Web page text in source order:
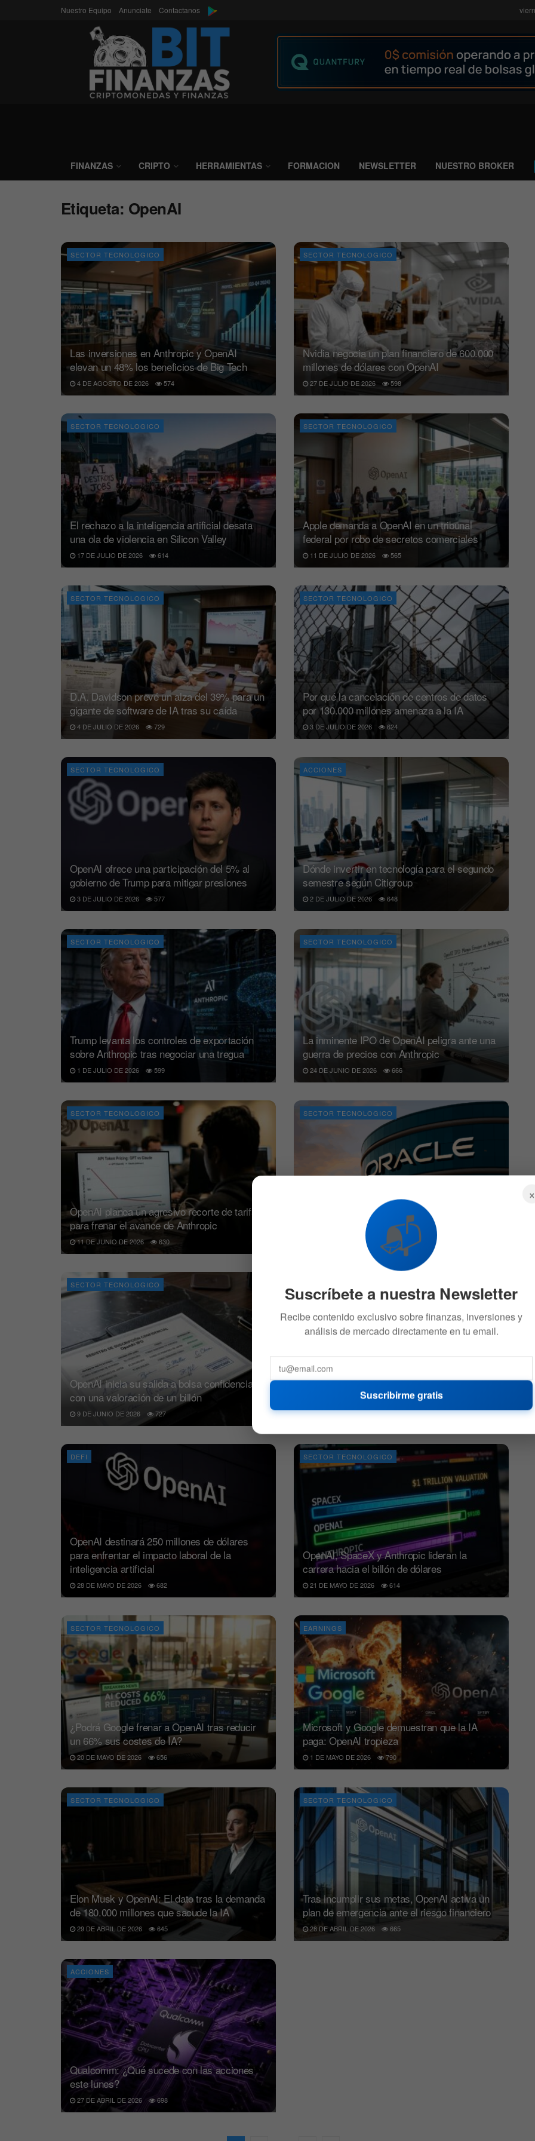
Nuestro Equipo Anunciate Contactanos
FINANZAS CRIPTO HERRAMIENTAS FORMACION NEWSLETTER NUESTRO BROKER
Etiqueta: OpenAI
SECTOR TECNOLOGICO
Las inversiones en Anthropic y OpenAI
elevan un 48% los beneficios de Big Tech
4 DE AGOSTO DE 2026 574
SECTOR TECNOLOGICO
Nvidia negocia un plan financiero de 600.000
millones de dólares con OpenAI
27 DE JULIO DE 2026 598
SECTOR TECNOLOGICO
El rechazo a la inteligencia artificial desata
una ola de violencia en Silicon Valley
17 DE JULIO DE 2026 614
SECTOR TECNOLOGICO
Apple demanda a OpenAI en un tribunal
federal por robo de secretos comerciales
11 DE JULIO DE 2026 565
SECTOR TECNOLOGICO
D.A. Davidson prevé un alza del 39% para un
gigante de software de IA tras su caída
4 DE JULIO DE 2026 729
SECTOR TECNOLOGICO
Por qué la cancelación de centros de datos
por 130.000 millones amenaza a la IA
3 DE JULIO DE 2026 624
SECTOR TECNOLOGICO
OpenAI ofrece una participación del 5% al
gobierno de Trump para mitigar presiones
3 DE JULIO DE 2026 577
ACCIONES
Dónde invertir en tecnología para el segundo
semestre según Citigroup
2 DE JULIO DE 2026 648
SECTOR TECNOLOGICO
Trump levanta los controles de exportación
sobre Anthropic tras negociar una tregua
1 DE JULIO DE 2026 599
SECTOR TECNOLOGICO
La inminente IPO de OpenAI peligra ante una
guerra de precios con Anthropic
24 DE JUNIO DE 2026 666
SECTOR TECNOLOGICO
OpenAI planea un agresivo recorte de tarifas
para frenar el avance de Anthropic
11 DE JUNIO DE 2026 630
SECTOR TECNOLOGICO
¿Por qué Oracle cae un 6% en bolsa si
reporta un récord de ingresos en su nube?
10 DE JUNIO DE 2026 1.1K
SECTOR TECNOLOGICO
OpenAI inicia su salida a bolsa confidencial
con una valoración de un billón
9 DE JUNIO DE 2026 727
Anthropic solicita salir a bolsa en un año
estelar para los debuts bursátiles
2 DE JUNIO DE 2026 699
DEFI
OpenAI destinará 250 millones de dólares
para enfrentar el impacto laboral de la
inteligencia artificial
28 DE MAYO DE 2026 682
SECTOR TECNOLOGICO
OpenAI, SpaceX y Anthropic lideran la
carrera hacia el billón de dólares
21 DE MAYO DE 2026 614
SECTOR TECNOLOGICO
¿Podrá Google frenar a OpenAI tras reducir
un 66% sus costes de IA?
20 DE MAYO DE 2026 656
EARNINGS
Microsoft y Google demuestran que la IA
paga: OpenAI tropieza
1 DE MAYO DE 2026 790
SECTOR TECNOLOGICO
Elon Musk y OpenAI: El dato tras la demanda
de 180.000 millones que sacude la IA
29 DE ABRIL DE 2026 645
SECTOR TECNOLOGICO
Tras incumplir sus metas, OpenAI activa un
plan de emergencia ante el riesgo financiero
28 DE ABRIL DE 2026 665
ACCIONES
Qualcomm: ¿Qué sucede con las acciones
este lunes?
27 DE ABRIL DE 2026 698
×
📬
Suscríbete a nuestra Newsletter
Recibe contenido exclusivo sobre finanzas, inversiones y
análisis de mercado directamente en tu email.
Suscribirme gratis